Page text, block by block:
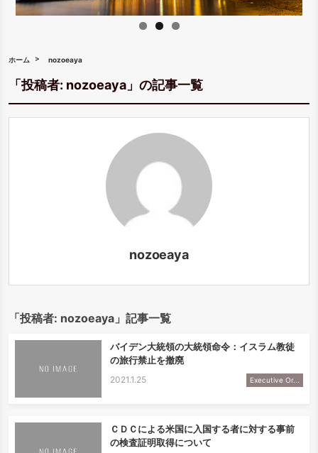
ホーム nozoeaya
「投稿者: nozoeaya」の記事一覧
nozoeaya
「投稿者: nozoeaya」記事一覧
バイデン大統領の大統領命令：イスラム教徒
の旅行禁止を撤廃
2021.1.25 Executive Or...
ＣＤＣによる米国に入国する者に対する事前
の検査証明取得について